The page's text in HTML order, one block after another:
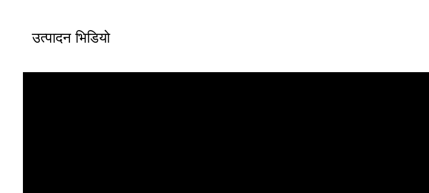
उत्पादन भिडियो